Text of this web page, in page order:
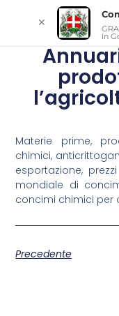
Materie prime,
chimici,
esportazione,
mondiale di
concimi chimici per
Precedente
✕
In